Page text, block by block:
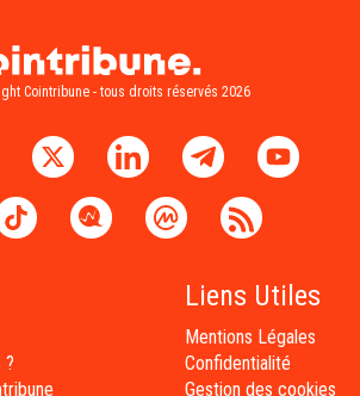
Cointribune - tous droits réservés 2026
?
Liens Utiles
Mentions Légales
Confidentialité
Gestion des cookies